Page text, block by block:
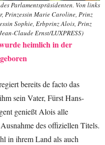
Parlamentspräsidenten. Von links
Prinzessin Marie Caroline, Prinz
Sophie, Erbprinz Alois, Prinz
Claude Ernst/LUXPRESS)
heimlich in der
bereits de facto das
sein Vater, Fürst Hans-
genießt Alois alle
des offiziellen Titels.
in ihrem Land als auch